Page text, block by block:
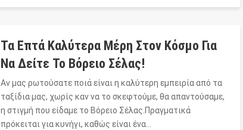
Τα Επτά Καλύτερα Μέρη Στον Κόσμο Για
Να Δείτε Το Βόρειο Σέλας!
Αν μας ρωτούσατε ποιά είναι η καλύτερη εμπειρία από τα
ταξίδια μας, χωρίς καν να το σκεφτούμε, θα απαντούσαμε,
η στιγμή που είδαμε το Βόρειο Σέλας.Πραγματικά
πρόκειται για κυνήγι, καθώς είναι ένα…